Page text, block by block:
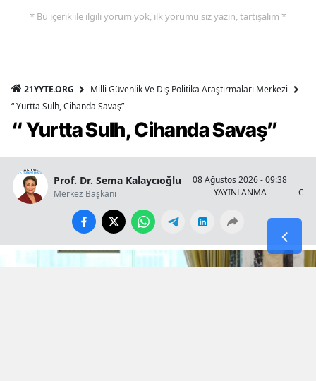
* Bu içerik ile ilgili yorum yok, ilk yorumu siz yazın, tartışalım *
21YYTE.ORG
Milli Güvenlik Ve Dış Politika Araştırmaları Merkezi
“ Yurtta Sulh, Cihanda Savaş”
“ Yurtta Sulh, Cihanda Savaş”
Prof. Dr. Sema Kalaycıoğlu
Merkez Başkanı
08 Ağustos 2026 - 09:38
YAYINLANMA